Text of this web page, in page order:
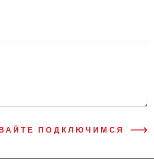
ПОДКЛЮЧИМСЯ